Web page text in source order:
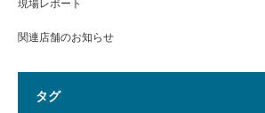
現場レポート
関連店舗のお知らせ
タグ